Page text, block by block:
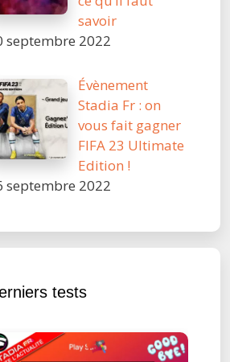
savoir
septembre 2022
Évènement
Stadia Fr : on
vous fait gagner
FIFA 23 Ultimate
Edition !
septembre 2022
tests